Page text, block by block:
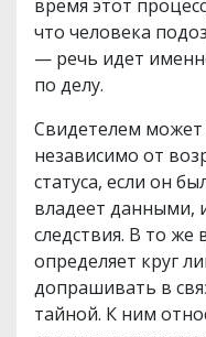
время этот
что человека
— речь идет
по делу.
Свидетелем может
независимо от
статуса, если он
владеет данными,
следствия. В то же
определяет круг
допрашивать в
тайной. К ним